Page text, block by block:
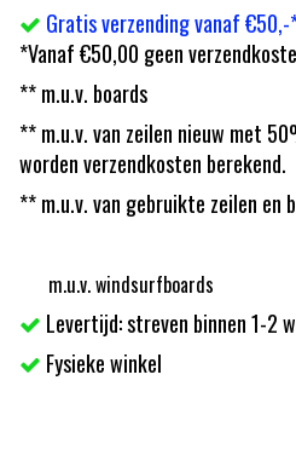
Gratis verzending vanaf €50,-
*Vanaf €50,00 geen
** m.u.v. boards
** m.u.v. van zeilen nieuw met
worden verzendkosten berekend.
** m.u.v. van gebruikte zeilen en
m.u.v. windsurfboards
Levertijd: streven binnen 1-2
Fysieke winkel